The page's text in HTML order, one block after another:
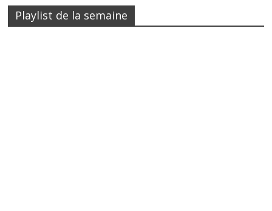
Playlist de la semaine